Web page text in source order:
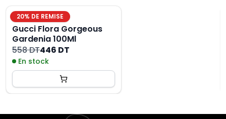
20% DE REMISE
Gucci Flora Gorgeous
Gardenia 100Ml
558 DT446 DT
En stock